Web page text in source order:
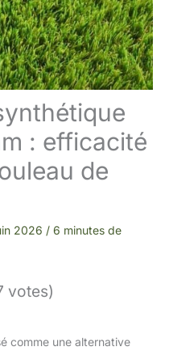
: efficacité
de
2026 / 6 minutes de
votes)
comme une alternative